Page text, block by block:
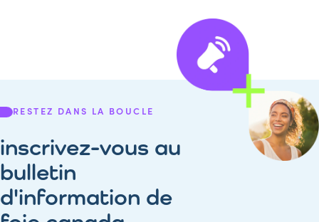
RESTEZ DANS LA BOUCLE
inscrivez-vous au
bulletin
d'information de